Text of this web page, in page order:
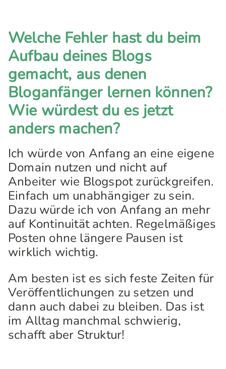
Welche Fehler hast du beim
Aufbau deines Blogs
gemacht, aus denen
Bloganfänger lernen können?
Wie würdest du es jetzt
anders machen?
Ich würde von Anfang an eine eigene
Domain nutzen und nicht auf
Anbeiter wie Blogspot zurückgreifen.
Einfach um unabhängiger zu sein.
Dazu würde ich von Anfang an mehr
auf Kontinuität achten. Regelmäßiges
Posten ohne längere Pausen ist
wirklich wichtig.
Am besten ist es sich feste Zeiten für
Veröffentlichungen zu setzen und
dann auch dabei zu bleiben. Das ist
im Alltag manchmal schwierig,
schafft aber Struktur!